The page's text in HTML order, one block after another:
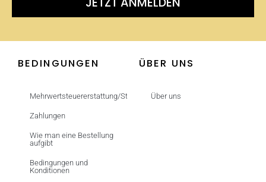
BEDINGUNGEN
Mehrwertsteuererstattung/Steuerfrei
Zahlungen
Wie man eine Bestellung
aufgibt
Bedingungen und
Konditionen
ÜBER UNS
Über uns